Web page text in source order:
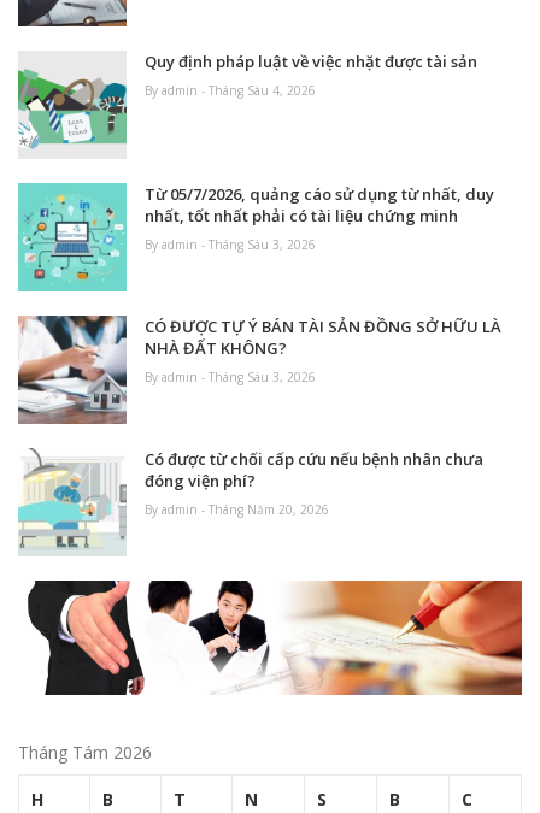
Quy định pháp luật về việc nhặt được tài sản
By admin - Tháng Sáu 4, 2026
Từ 05/7/2026, quảng cáo sử dụng từ nhất, duy
nhất, tốt nhất phải có tài liệu chứng minh
By admin - Tháng Sáu 3, 2026
CÓ ĐƯỢC TỰ Ý BÁN TÀI SẢN ĐỒNG SỞ HỮU LÀ
NHÀ ĐẤT KHÔNG?
By admin - Tháng Sáu 3, 2026
Có được từ chối cấp cứu nếu bệnh nhân chưa
đóng viện phí?
By admin - Tháng Năm 20, 2026
Tháng Tám 2026
H B T N S B C